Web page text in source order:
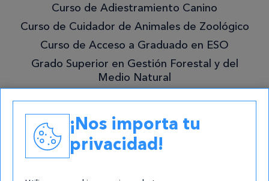
mejor!
Curso de Adiestramiento Canino
Curso de Cuidador de Animales de Zoológico
Curso de Acceso a Graduado en ESO
Grado Superior en Gestión Forestal y del
Medio Natural
Contacto
atencion@cursos.com
Redes Sociales
¡Nos importa tu
privacidad!